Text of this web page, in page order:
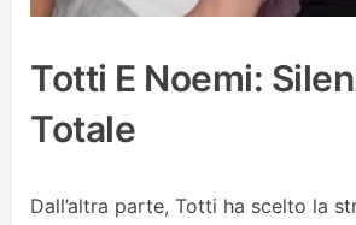
Totti E Noemi:
Totale
Dall’altra parte, Totti ha scelto la